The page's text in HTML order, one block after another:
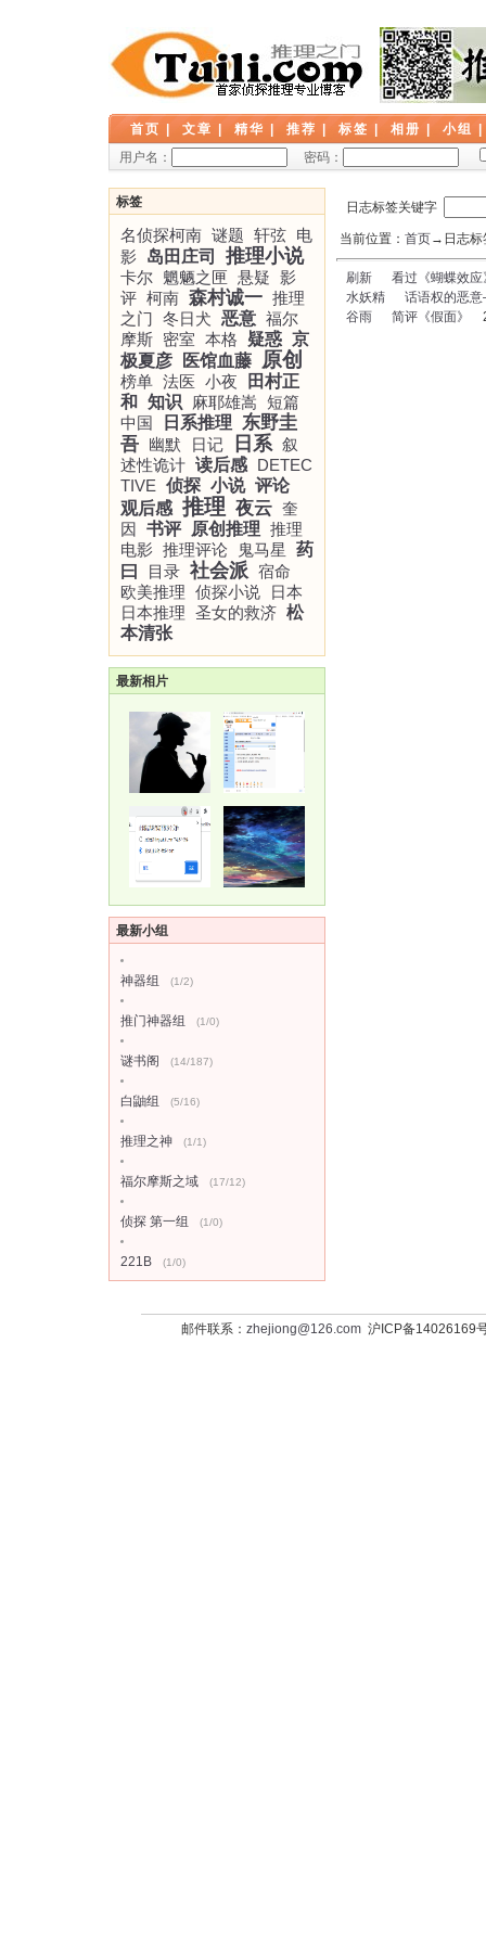
首页 文章 精华 推荐 标签 相册 小组
用户名：
密码：
标签
名侦探柯南 谜题 轩弦 电
影 岛田庄司 推理小说
卡尔 魍魉之匣 悬疑 影
评 柯南 森村诚一 推理
之门 冬日犬 恶意 福尔
摩斯 密室 本格 疑惑 京
极夏彦
医馆血藤 原创
榜单 法医 小夜
田村正
和
知识 麻耶雄嵩 短篇
中国
日系推理 东野圭
吾 幽默 日记 日系 叙
述性诡计 读后感 DETEC
TIVE 侦探 小说 评论
观后感 推理 夜云 奎
因 书评 原创推理 推理
电影 推理评论 鬼马星
药
曰
目录 社会派 宿命
欧美推理 侦探小说
日本
日本推理 圣女的救济 松
本清张
最新相片
最新小组
神器组 (1/2)
推门神器组 (1/0)
谜书阁 (14/187)
白鼬组 (5/16)
推理之神 (1/1)
福尔摩斯之域 (17/12)
侦探 第一组 (1/0)
221B (1/0)
日志标签关键字
当前位置： 首页→日志标
刷新
看过《蝴蝶效应
水妖精
话语权的恶
谷雨
简评《假面》
邮件联系： zhejiong@126.com沪ICP备14026169